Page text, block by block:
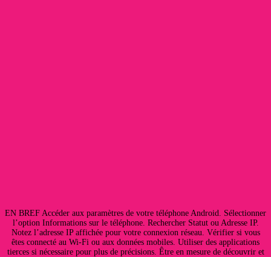
EN BREF Accéder aux paramètres de votre téléphone Android. Sélectionner
l’option Informations sur le téléphone. Rechercher Statut ou Adresse IP.
Notez l’adresse IP affichée pour votre connexion réseau. Vérifier si vous
êtes connecté au Wi-Fi ou aux données mobiles. Utiliser des applications
tierces si nécessaire pour plus de précisions. Être en mesure de découvrir et